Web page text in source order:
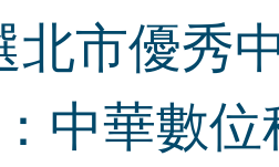
北市優秀
中華數